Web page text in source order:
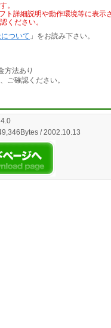
。
ト詳細説明や動作環境等に表示
ください。
ついて 」をお読み下さい。
方法あり
ご確認ください。
4.0
/ 2002.10.13